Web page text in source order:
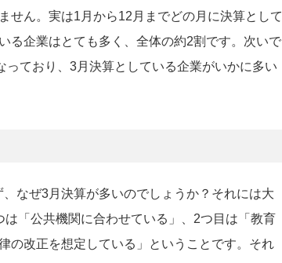
せん。実は1月から12月までどの月に決算として
る企業はとても多く、全体の約2割です。次いで
ており、3月決算としている企業がいかに多い
なぜ3月決算が多いのでしょうか？それには大
「公共機関に合わせている」、2つ目は「教育
の改正を想定している」ということです。それ